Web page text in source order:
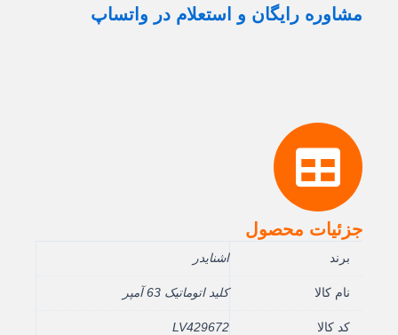
مشاوره رایگان و استعلام در واتساپ
جزئیات محصول
اشنایدر
نام کالا کلید اتوماتیک 63 آمپر
کد کالا LV429672